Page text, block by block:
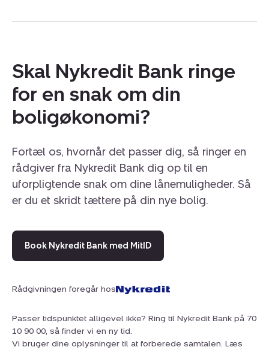
Skal Nykredit Bank ringe
for en snak om din
boligøkonomi?
Fortæl os, hvornår det passer dig, så ringer en
rådgiver fra Nykredit Bank dig op til en
uforpligtende snak om dine lånemuligheder. Så
er du et skridt tættere på din nye bolig.
Book Nykredit Bank med MitID
Rådgivningen foregår hos
Passer tidspunktet alligevel ikke? Ring til Nykredit Bank på 70
10 90 00, så finder vi en ny tid.
Vi bruger dine oplysninger til at forberede samtalen. Læs